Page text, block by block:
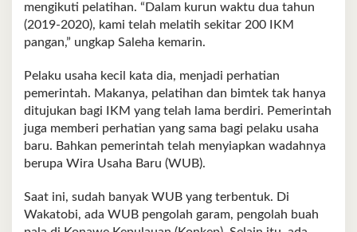
mengikuti pelatihan. “Dalam kurun waktu dua tahun
(2019-2020), kami telah melatih sekitar 200 IKM
pangan,” ungkap Saleha kemarin.
Pelaku usaha kecil kata dia, menjadi perhatian
pemerintah. Makanya, pelatihan dan bimtek tak hanya
ditujukan bagi IKM yang telah lama berdiri. Pemerintah
juga memberi perhatian yang sama bagi pelaku usaha
baru. Bahkan pemerintah telah menyiapkan wadahnya
berupa Wira Usaha Baru (WUB).
Saat ini, sudah banyak WUB yang terbentuk. Di
Wakatobi, ada WUB pengolah garam, pengolah buah